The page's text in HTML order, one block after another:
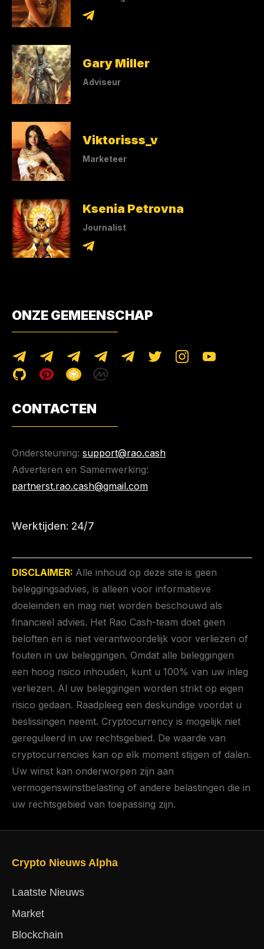
Gary Miller
Adviseur
Viktorisss_v
Marketeer
Ksenia Petrovna
Journalist
ONZE GEMEENSCHAP
CONTACTEN
Ondersteuning: support@rao.cash
Adverteren en Samenwerking:
partnerst.rao.cash@gmail.com
Werktijden: 24/7
DISCLAIMER: Alle inhoud op deze site is geen
beleggingsadvies, is alleen voor informatieve
doeleinden en mag niet worden beschouwd als
financieel advies. Het Rao Cash-team doet geen
beloften en is niet verantwoordelijk voor verliezen of
fouten in uw beleggingen. Omdat alle beleggingen
een hoog risico inhouden, kunt u 100% van uw inleg
verliezen. Al uw beleggingen worden strikt op eigen
risico gedaan. Raadpleeg een deskundige voordat u
beslissingen neemt. Cryptocurrency is mogelijk niet
gereguleerd in uw rechtsgebied. De waarde van
cryptocurrencies kan op elk moment stijgen of dalen.
Uw winst kan onderworpen zijn aan
vermogenswinstbelasting of andere belastingen die in
uw rechtsgebied van toepassing zijn.
Crypto Nieuws Alpha
Laatste Nieuws
Market
Blockchain